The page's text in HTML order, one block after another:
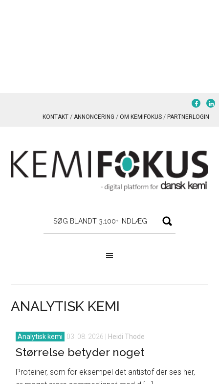
KONTAKT ANNONCERING OM KEMIFOKUS PARTNERLOGIN
ANALYTISK KEMI
Analytisk kemi 03. 08. 2026 Heidi Thode
Størrelse betyder noget
Proteiner, som for eksempel det antistof der ses her,